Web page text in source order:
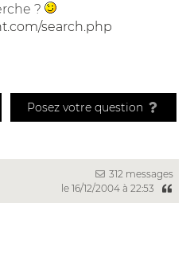
?
search.php
Posez votre question
312 messages
le 16/12/2004 à 22:53